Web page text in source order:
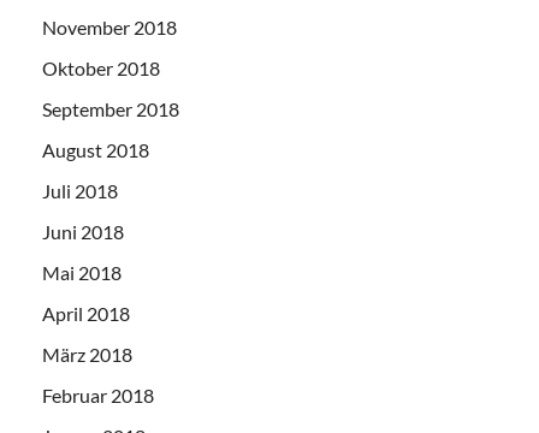
November 2018
Oktober 2018
September 2018
August 2018
Juli 2018
Juni 2018
Mai 2018
April 2018
März 2018
Februar 2018